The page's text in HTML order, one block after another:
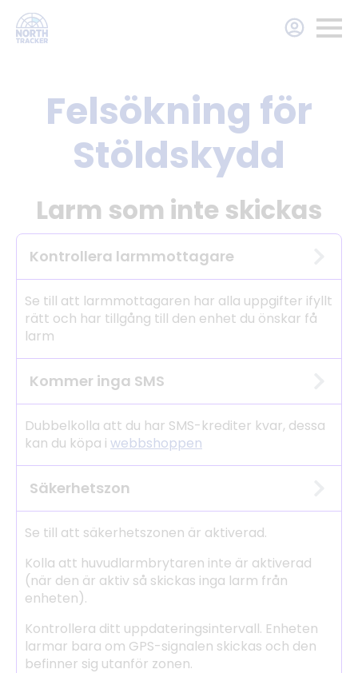
Felsökning för
Stöldskydd
Larm som inte skickas
Kontrollera larmmottagare
Se till att larmmottagaren har alla uppgifter ifyllt
rätt och har tillgång till den enhet du önskar få
larm
Kommer inga SMS
Dubbelkolla att du har SMS-krediter kvar, dessa
kan du köpa i webbshoppen
Säkerhetszon
Se till att säkerhetszonen är aktiverad.
Kolla att huvudlarmbrytaren inte är aktiverad
(när den är aktiv så skickas inga larm från
enheten).
Kontrollera ditt uppdateringsintervall. Enheten
larmar bara om GPS-signalen skickas och den
befinner sig utanför zonen.